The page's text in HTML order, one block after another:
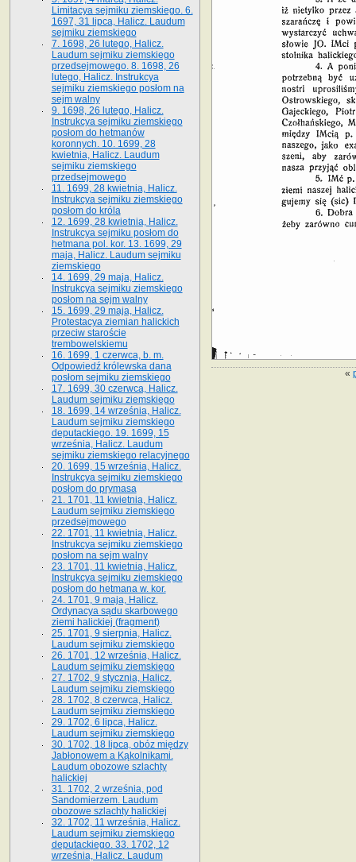
«
Limitacya sejmiku ziemskiego. 6.
1697, 31 lipca, Halicz. Laudum
sejmiku ziemskiego
7. 1698, 26 lutego, Halicz.
Laudum sejmiku ziemskiego
przedsejmowego. 8. 1698, 26
lutego, Halicz. Instrukcya
sejmiku ziemskiego posłom na
sejm walny
9. 1698, 26 lutego, Halicz.
Instrukcya sejmiku ziemskiego
posłom do hetmanów
koronnych. 10. 1699, 28
kwietnia, Halicz. Laudum
sejmiku ziemskiego
przedsejmowego
11. 1699, 28 kwietnia, Halicz.
Instrukcya sejmiku ziemskiego
posłom do króla
12. 1699, 28 kwietnia, Halicz.
Instrukcya sejmiku posłom do
hetmana pol. kor. 13. 1699, 29
maja, Halicz. Laudum sejmiku
ziemskiego
14. 1699, 29 maja, Halicz.
Instrukcya sejmiku ziemskiego
posłom na sejm walny
15. 1699, 29 maja, Halicz.
Protestacya ziemian halickich
przeciw staroście
trembowelskiemu
16. 1699, 1 czerwca, b. m.
Odpowiedź królewska dana
posłom sejmiku ziemskiego
17. 1699, 30 czerwca, Halicz.
Laudum sejmiku ziemskiego
18. 1699, 14 września, Halicz.
Laudum sejmiku ziemskiego
deputackiego. 19. 1699, 15
września, Halicz. Laudum
sejmiku ziemskiego relacyjnego
20. 1699, 15 września, Halicz.
Instrukcya sejmiku ziemskiego
posłom do prymasa
21. 1701, 11 kwietnia, Halicz.
Laudum sejmiku ziemskiego
przedsejmowego
22. 1701, 11 kwietnia, Halicz.
Instrukcya sejmiku ziemskiego
posłom na sejm walny
23. 1701, 11 kwietnia, Halicz.
Instrukcya sejmiku ziemskiego
posłom do hetmana w. kor.
24. 1701, 9 maja, Halicz.
Ordynacya sądu skarbowego
ziemi halickiej (fragment)
25. 1701, 9 sierpnia, Halicz.
Laudum sejmiku ziemskiego
26. 1701, 12 września, Halicz.
Laudum sejmiku ziemskiego
27. 1702, 9 stycznia, Halicz.
Laudum sejmiku ziemskiego
28. 1702, 8 czerwca, Halicz.
Laudum sejmiku ziemskiego
29. 1702, 6 lipca, Halicz.
Laudum sejmiku ziemskiego
30. 1702, 18 lipca, obóz między
Jabłonowem a Kąkolnikami.
Laudum obozowe szlachty
halickiej
31. 1702, 2 września, pod
Sandomierzem. Laudum
obozowe szlachty halickiej
32. 1702, 11 września, Halicz.
Laudum sejmiku ziemskiego
deputackiego. 33. 1702, 12
września, Halicz. Laudum